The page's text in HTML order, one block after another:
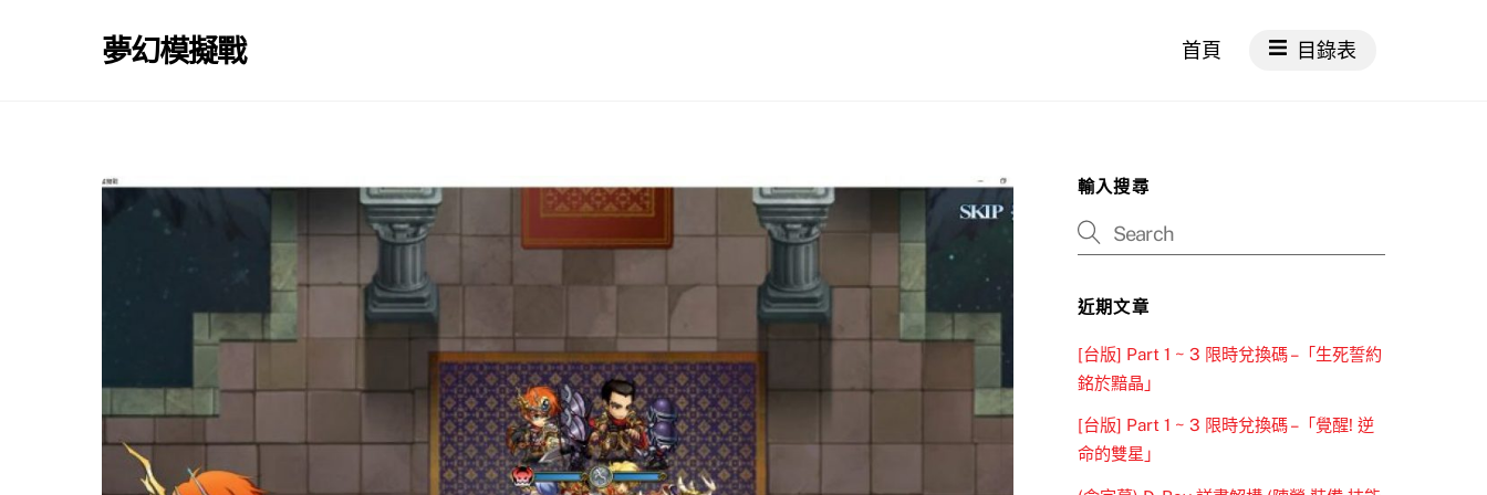
夢幻模擬戰 首頁 目錄表
輸入搜尋
近期文章
[台版] Part 1 ~ 3 限時兌換碼 –「生死誓約
銘於黯晶」
[台版] Part 1 ~ 3 限時兌換碼 –「覺醒! 逆
命的雙星」